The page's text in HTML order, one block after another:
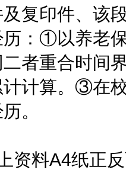
复印件、该
历：①以养老
二者重合时
计计算。③在
。
料A4纸正反